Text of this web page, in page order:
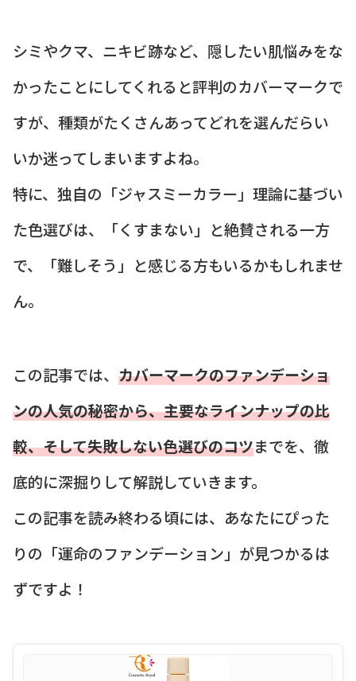
シミやクマ、ニキビ跡など、隠したい肌悩みをな
かったことにしてくれると評判のカバーマークで
すが、種類がたくさんあってどれを選んだらい
いか迷ってしまいますよね。
特に、独自の「ジャスミーカラー」理論に基づい
た色選びは、「くすまない」と絶賛される一方
で、「難しそう」と感じる方もいるかもしれませ
ん。
この記事では、 カバーマークのファンデーショ
ンの人気の秘密から、主要なラインナップの比
較、そして失敗しない色選びのコツまでを、徹
底的に深掘りして解説していきます。
この記事を読み終わる頃には、あなたにぴった
りの「運命のファンデーション」が見つかるは
ずですよ！